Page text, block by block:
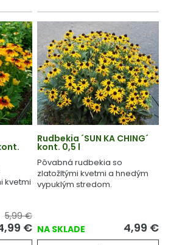
kvetmi
5,99 €
€
Rudbekia ´SUN KA CHING´
kont. 0,5 l
Pôvabná rudbekia so
zlatožltými kvetmi a hnedým
vypuklým stredom.
NA SKLADE 4,99 €